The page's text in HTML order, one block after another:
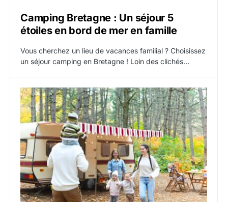
Camping Bretagne : Un séjour 5
étoiles en bord de mer en famille
Vous cherchez un lieu de vacances familial ? Choisissez
un séjour camping en Bretagne ! Loin des clichés…